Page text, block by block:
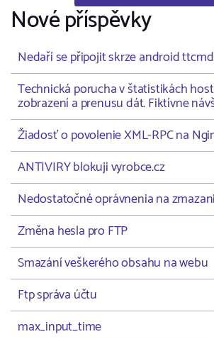
Nové příspěvky
Nedaří se připojit skrze android
Technická porucha v štatistikách
zobrazení a prenusu dát. Fiktívne
Žiadosť o povolenie XML-RPC na
ANTIVIRY blokuji vyrobce.cz
Nedostatočné oprávnenia na
Změna hesla pro FTP
Smazání veškerého obsahu na webu
Ftp správa účtu
max_input_time